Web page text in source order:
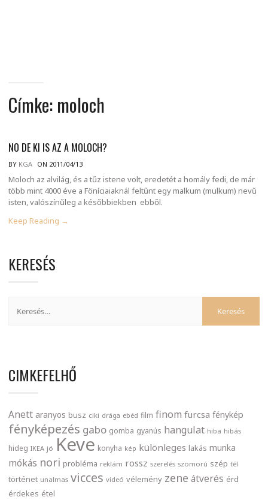
Címke: moloch
NO DE KI IS AZ A MOLOCH?
BY KGA ON 2011/04/13
Moloch az alvilág, és a tűz istene volt, eredetét a homály fedi, de már
több mint 4000 éve a Föníciaiaknál feltűnt egy malkum (mulkum) nevű
isten, valószínűleg a későbbiekben ebből.
Keep Reading →
KERESÉS
CIMKEFELHŐ
Anett aranyos busz ciki drága ebéd film finom furcsa fénykép
fényképezés gabo gomba gyanús hangulat hiba hibás
hideg IKEA jó Keve konyha kép különleges lakás munka
mókás nori probléma reklám rossz szerelés szomorú szép tél
történet unalmas vicces videó vélemény zene átverés érd
érdekes étel